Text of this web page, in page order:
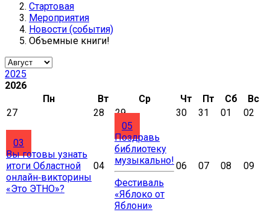
Стартовая
Мероприятия
Новости (события)
Объемные книги!
2025
2026
Пн
Вт Ср Чт Пт Сб
Вс
27
28 29 30 31 01 02
03
Вы готовы узнать
итоги Областной
онлайн‑викторины
«Это ЭТНО»?
04
05
Поздравь
библиотеку
музыкально!
Фестиваль
«Яблоко от
Яблони»
06 07 08 09